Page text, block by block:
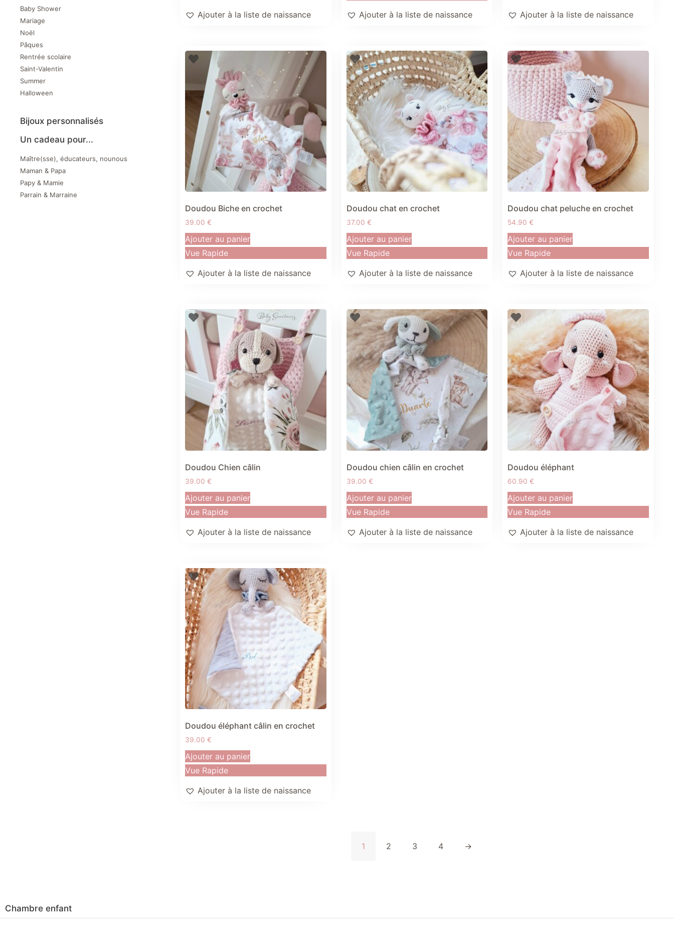
Baby Shower
Mariage
Noël
Pâques
Rentrée scolaire
Saint-Valentin
Summer
Halloween
Bijoux personnalisés
Un cadeau pour...
Maître(sse), éducateurs, nounous
Maman & Papa
Papy & Mamie
Parrain & Marraine
Ajouter à la liste de naissance
Ajouter à la liste de naissance
Ajouter à la liste de naissance
Doudou Biche en crochet
39.00 €
Ajouter au panier
Vue Rapide
Ajouter à la liste de naissance
Doudou chat en crochet
37.00 €
Ajouter au panier
Vue Rapide
Ajouter à la liste de naissance
Doudou chat peluche en crochet
54.90€
Ajouter au panier
Vue Rapide
Ajouter à la liste de naissance
Doudou Chien câlin
39.00 €
Ajouter au panier
Vue Rapide
Ajouter à la liste de naissance
Doudou chien câlin en crochet
39.00 €
Ajouter au panier
Vue Rapide
Ajouter à la liste de naissance
Doudou éléphant
60.90€
Ajouter au panier
Vue Rapide
Ajouter à la liste de naissance
Doudou éléphant câlin en crochet
39.00 €
Ajouter au panier
Vue Rapide
Ajouter à la liste de naissance
1 2 3 4 →
Chambre enfant